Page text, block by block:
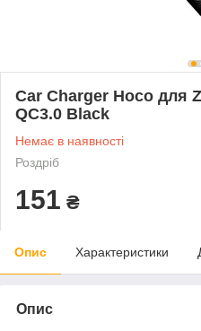
Car Charger Hoco для
QC3.0 Black
Немає в наявності
Роздріб
151 ₴
Опис Характеристики
Опис